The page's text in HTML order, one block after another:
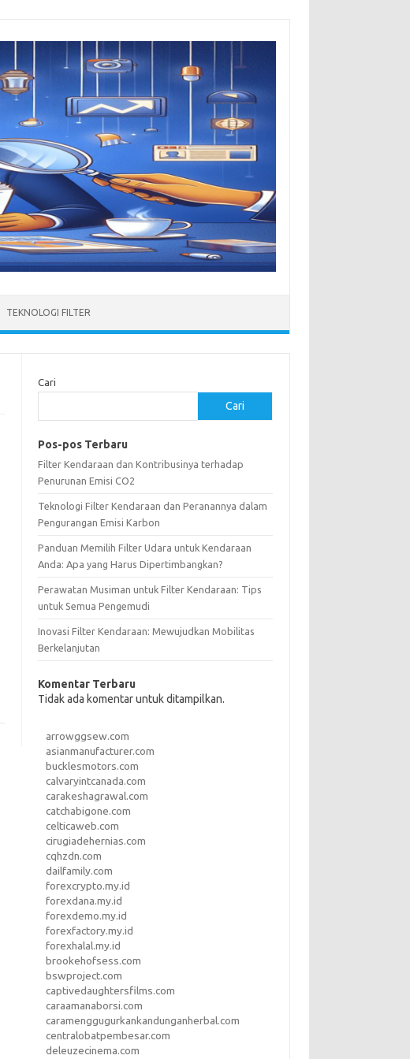
TEKNOLOGI FILTER
Cari
Cari
Pos-pos Terbaru
Filter Kendaraan dan Kontribusinya terhadap
Penurunan Emisi CO2
Teknologi Filter Kendaraan dan Peranannya dalam
Pengurangan Emisi Karbon
Panduan Memilih Filter Udara untuk Kendaraan
Anda: Apa yang Harus Dipertimbangkan?
Perawatan Musiman untuk Filter Kendaraan: Tips
untuk Semua Pengemudi
Inovasi Filter Kendaraan: Mewujudkan Mobilitas
Berkelanjutan
Komentar Terbaru
Tidak ada komentar untuk ditampilkan.
arrowggsew.com
asianmanufacturer.com
bucklesmotors.com
calvaryintcanada.com
carakeshagrawal.com
catchabigone.com
celticaweb.com
cirugiadehernias.com
cqhzdn.com
dailfamily.com
forexcrypto.my.id
forexdana.my.id
forexdemo.my.id
forexfactory.my.id
forexhalal.my.id
brookehofsess.com
bswproject.com
captivedaughtersfilms.com
caraamanaborsi.com
caramenggugurkankandunganherbal.com
centralobatpembesar.com
deleuzecinema.com